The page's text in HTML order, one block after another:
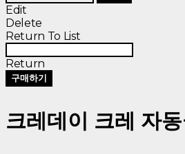
Edit
Delete
Return To List
Return
구매하기
크레데이 크레 자